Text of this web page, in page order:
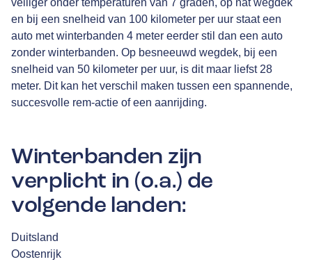
en bij een snelheid van 100 kilometer per uur staat een
auto met winterbanden 4 meter eerder stil dan een auto
zonder winterbanden. Op besneeuwd wegdek, bij een
snelheid van 50 kilometer per uur, is dit maar liefst 28
meter. Dit kan het verschil maken tussen een spannende,
succesvolle rem-actie of een aanrijding.
Winterbanden zijn
verplicht in (o.a.) de
volgende landen:
Duitsland
Oostenrijk